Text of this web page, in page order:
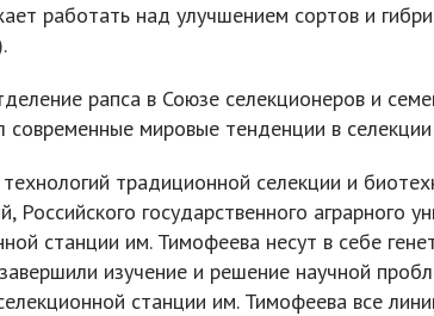
работать над улучшением сортов и
рапса в Союзе селекционеров и
современные мировые тенденции в
традиционной селекции и
Российского государственного
станции им. Тимофеева несут в себе
изучение и решение научной
станции им. Тимофеева все